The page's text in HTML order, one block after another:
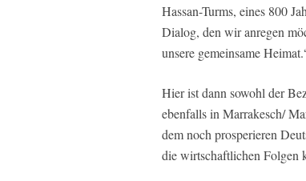
Hassan-Turms, eines 800
Dialog, den wir anregen
unsere gemeinsame
Hier ist dann sowohl der
ebenfalls in Marrakesch/
dem noch prosperieren
die wirtschaftlichen Folgen